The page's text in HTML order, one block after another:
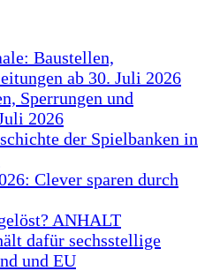
Baustellen,
ab 30. Juli 2026
Sperrungen und
2026
der Spielbanken in
Clever sparen durch
ANHALT
dafür sechsstellige
und EU